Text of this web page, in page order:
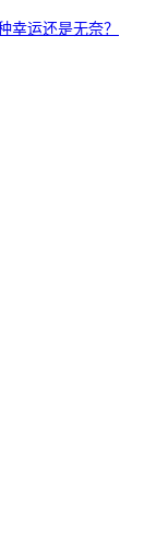
幸运还是无奈？